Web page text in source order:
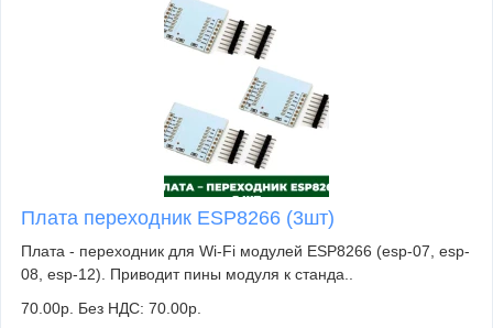
Плата переходник ESP8266 (3шт)
Плата - переходник для Wi-Fi модулей ESP8266 (esp-07, esp-
08, esp-12). Приводит пины модуля к станда..
70.00р. Без НДС: 70.00р.